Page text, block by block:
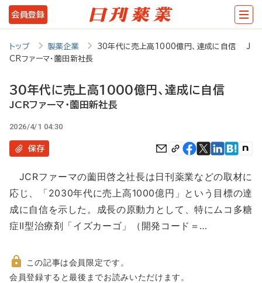
メ
イ
ツ
に
動
会員登録
トップ 製薬企業
30年代に売上高1000億円、達成に自信 J
CRファーマ・薗田新社長
30年代に売上高1000億円、達成に自信
JCRファーマ・薗田新社長
2026/4/1 04:30
保存
JCRファーマの薗田啓之社長は日刊薬業などの取材に
応じ、「2030年代に売上高1000億円」という目標の達
成に自信を示した。成長の原動力として、特にムコ多糖
症II型治療剤「イズカーゴ」（開発コード＝…
非
この記事は会員限定です。
会員登録すると最後までお読みいただけます。